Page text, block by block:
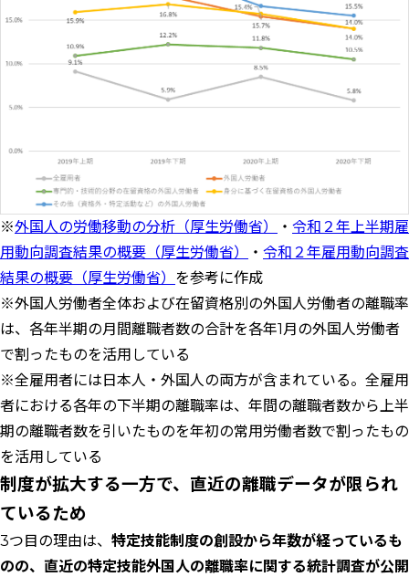
※外国人の労働移動の分析（厚生労働省） ・ 令和２年上半期雇
用動向調査結果の概要（厚生労働省）
・ 令和２年雇用動向調査
結果の概要（厚生労働省） を参考に作成
※外国人労働者全体および在留資格別の外国人労働者の離職率
は、各年半期の月間離職者数の合計を各年1月の外国人労働者
で割ったものを活用している
※全雇用者には日本人・外国人の両方が含まれている。全雇用
者における各年の下半期の離職率は、年間の離職者数から上半
期の離職者数を引いたものを年初の常用労働者数で割ったもの
を活用している
制度が拡大する一方で、直近の離職データが限られ
ているため
3つ目の理由は、 特定技能制度の創設から年数が経っているも
のの、直近の特定技能外国人の離職率に関する統計調査が公開